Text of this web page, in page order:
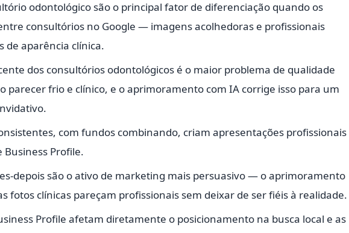
odontológico são o principal fator de diferenciação quando os
consultórios no Google — imagens acolhedoras e profissionais
de aparência clínica.
dos consultórios odontológicos é o maior problema de qualidade
frio e clínico, e o aprimoramento com IA corrige isso para um
com fundos combinando, criam apresentações profissionais
Business Profile.
depois são o ativo de marketing mais persuasivo — o aprimoramento
fotos clínicas pareçam profissionais sem deixar de ser fiéis à realidade.
Profile afetam diretamente o posicionamento na busca local e as